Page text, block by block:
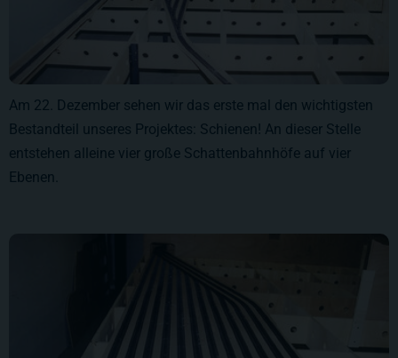
Am 22. Dezember sehen wir das erste mal den wichtigsten
Bestandteil unseres Projektes: Schienen! An dieser Stelle
entstehen alleine vier große Schattenbahnhöfe auf vier
Ebenen.